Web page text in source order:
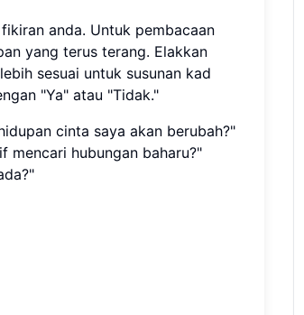
anda. Untuk pembacaan
yang terus terang. Elakkan
sesuai untuk susunan kad
"Ya" atau "Tidak."
cinta saya akan berubah?"
mencari hubungan baharu?"